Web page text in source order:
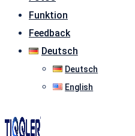
Funktion
Feedback
Deutsch
Deutsch
English